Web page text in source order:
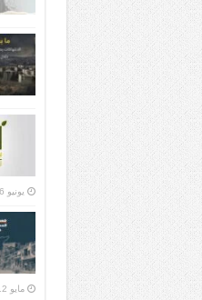
يونيو 16, 2026
مايو 12, 2026